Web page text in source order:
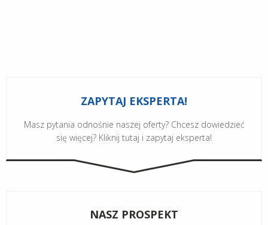
ZAPYTAJ EKSPERTA!
Masz pytania odnośnie naszej oferty? Chcesz dowiedzieć
się więcej? Kliknij tutaj i zapytaj eksperta!
NASZ PROSPEKT